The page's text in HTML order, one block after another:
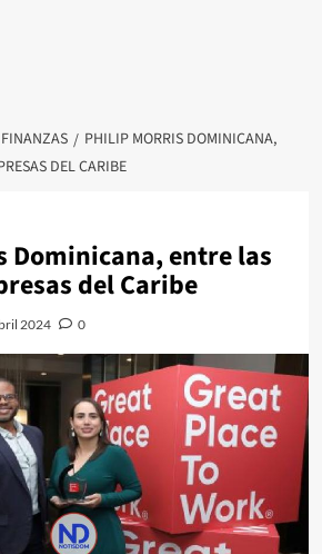
FINANZAS
PHILIP MORRIS DOMINICANA,
DEL CARIBE
Dominicana, entre las
del Caribe
2024 0